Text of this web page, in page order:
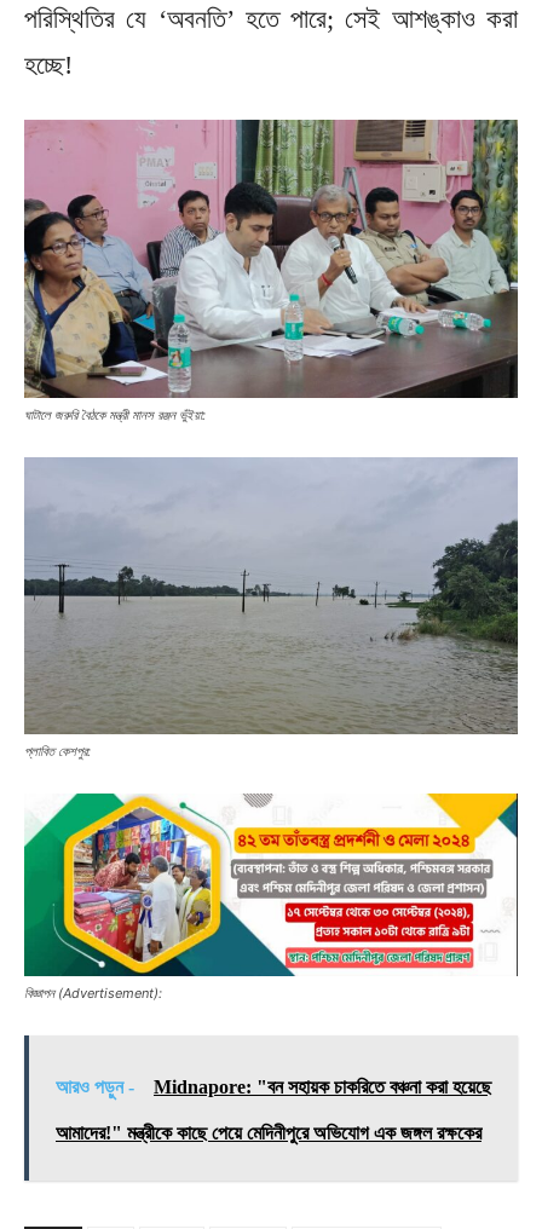
পরিস্থিতির যে ‘অবনতি’ হতে পারে; সেই আশঙ্কাও করা
হচ্ছে!
ঘাটালে জরুরি বৈঠকে মন্ত্রী মানস রঞ্জন ভুঁইয়া:
প্লাবিত কেশপুর:
বিজ্ঞাপন (Advertisement):
আরও পড়ুন - Midnapore: "বন সহায়ক চাকরিতে বঞ্চনা করা হয়েছে
আমাদের!" মন্ত্রীকে কাছে পেয়ে মেদিনীপুরে অভিযোগ এক জঙ্গল রক্ষকের